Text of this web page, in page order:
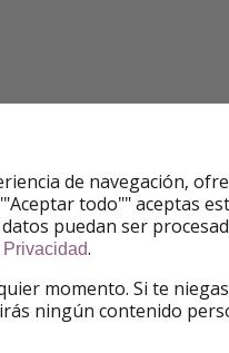
de navegación,
todo"" aceptas
puedan ser
.
momento. Si te
ningún contenido